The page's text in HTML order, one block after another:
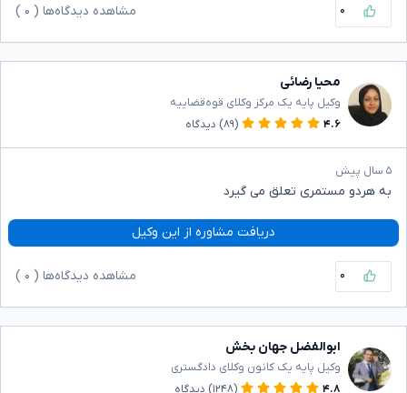
۰ مشاهده دیدگاه‌ها ( ۰
محیا رضائی
وکیل پایه یک مرکز وکلای قوه‌قضاییه
۴.۶
(۸۹) دیدگاه
۵ سال پیش
به هردو مستمری تعلق می گیرد
دریافت مشاوره از این وکیل
۰ مشاهده دیدگاه‌ها ( ۰
ابوالفضل جهان بخش
وکیل پایه یک کانون وکلای دادگستری
۴.۸
(۱۲۴۸) دیدگاه